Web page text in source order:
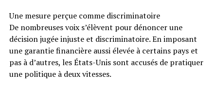
Une mesure perçue comme discriminatoire
De nombreuses voix s’élèvent pour dénoncer une
décision jugée injuste et discriminatoire. En imposant
une garantie financière aussi élevée à certains pays et
pas à d’autres, les États-Unis sont accusés de pratiquer
une politique à deux vitesses.